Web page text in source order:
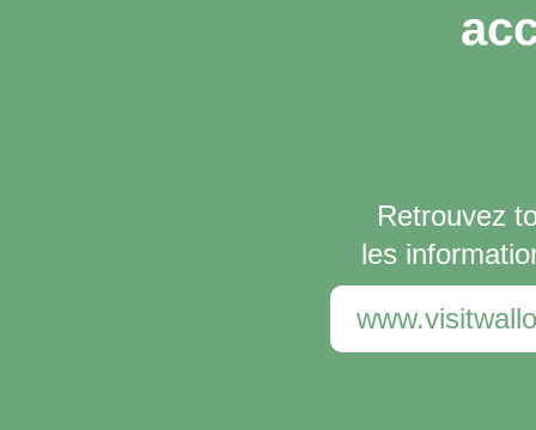
Retrouvez
les